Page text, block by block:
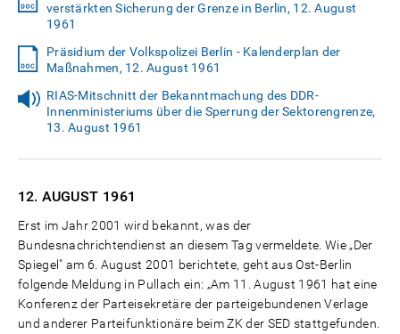
verstärkten Sicherung der Grenze in Berlin, 12. August
1961
Präsidium der Volkspolizei Berlin - Kalenderplan der
Maßnahmen, 12. August 1961
RIAS-Mitschnitt der Bekanntmachung des DDR-
Innenministeriums über die Sperrung der Sektorengrenze,
13. August 1961
12. AUGUST 1961
Erst im Jahr 2001 wird bekannt, was der
Bundesnachrichtendienst an diesem Tag vermeldete. Wie „Der
Spiegel" am 6. August 2001 berichtete, geht aus Ost-Berlin
folgende Meldung in Pullach ein: „Am 11. August 1961 hat eine
Konferenz der Parteisekretäre der parteigebundenen Verlage
und anderer Parteifunktionäre beim ZK der SED stattgefunden.